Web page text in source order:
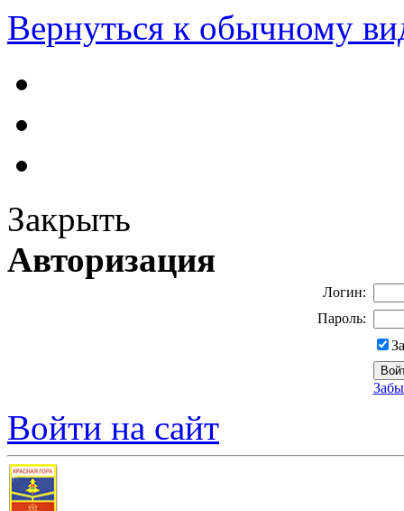
Вернуться к обычному
Закрыть
Авторизация
Логин:
Пароль:
Войти на сайт